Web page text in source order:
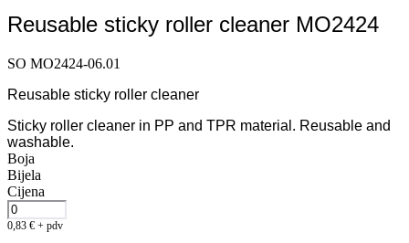
Reusable sticky roller cleaner MO2424
SO MO2424-06.01
Reusable sticky roller cleaner
Sticky roller cleaner in PP and TPR material. Reusable and
washable.
Boja
Bijela
Cijena
0,83 € + pdv